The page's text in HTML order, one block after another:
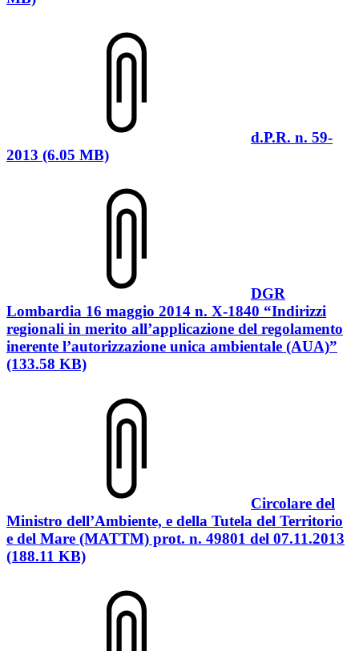
d.P.R. n. 59-
2013 (6.05 MB)
DGR
Lombardia 16 maggio 2014 n. X-1840 “Indirizzi
regionali in merito all’applicazione del regolamento
inerente l’autorizzazione unica ambientale (AUA)”
(133.58 KB)
Circolare del
Ministro dell’Ambiente, e della Tutela del Territorio
e del Mare (MATTM) prot. n. 49801 del 07.11.2013
(188.11 KB)